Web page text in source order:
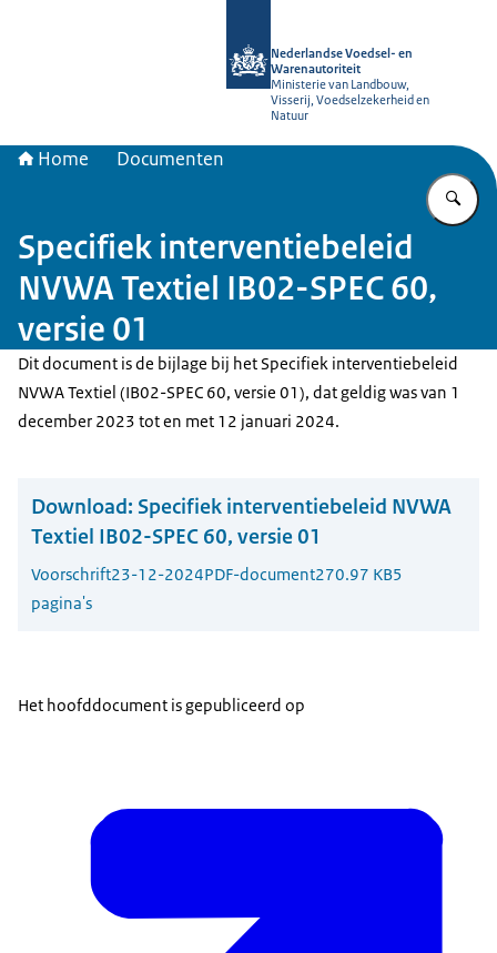
Nederlandse Voedsel- en
Warenautoriteit
Ministerie van Landbouw,
Visserij, Voedselzekerheid en
Natuur
Home Documenten
Specifiek interventiebeleid
NVWA Textiel IB02-SPEC 60,
versie 01
Dit document is de bijlage bij het Specifiek interventiebeleid
NVWA Textiel (IB02-SPEC 60, versie 01), dat geldig was van 1
december 2023 tot en met 12 januari 2024.
Download: Specifiek interventiebeleid NVWA
Textiel IB02-SPEC 60, versie 01
Voorschrift23-12-2024PDF-document270.97 KB5
pagina's
Het hoofddocument is gepubliceerd op